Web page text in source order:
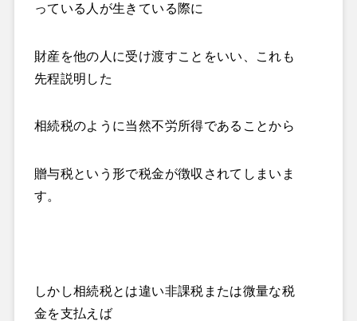
っている人が生きている際に
財産を他の人に受け渡すことをいい、これも
先程説明した
相続税のように当然不労所得であることから
贈与税という形で税金が徴収されてしまいま
す。
しかし相続税とは違い非課税または微量な税
金を支払えば